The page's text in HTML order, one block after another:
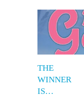
THE
WINNER
IS…